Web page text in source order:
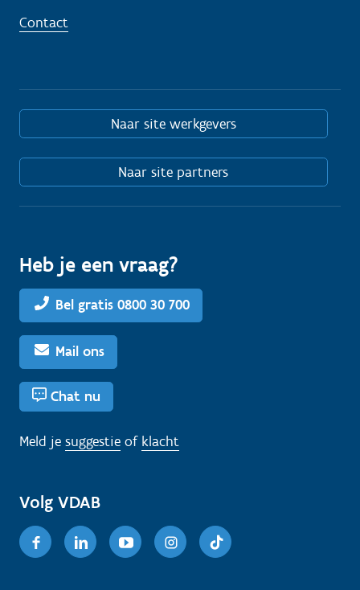
Contact
Naar site werkgevers
Naar site partners
Heb je een vraag?
Bel gratis 0800 30 700
Mail ons
Chat nu
Meld je suggestie of klacht
Volg VDAB
FacebookLinkedinYoutubeInstagram